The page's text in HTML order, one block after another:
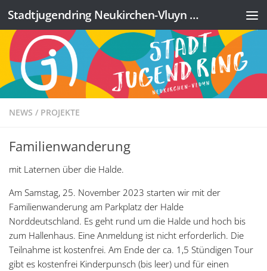
Zum Inhalt springen Stadtjugendring Neukirchen-Vluyn e.V.
NEWS / PROJEKTE
Familienwanderung
mit Laternen über die Halde.
Am Samstag, 25. November 2023 starten wir mit der
Familienwanderung am Parkplatz der Halde
Norddeutschland. Es geht rund um die Halde und hoch bis
zum Hallenhaus. Eine Anmeldung ist nicht erforderlich. Die
Teilnahme ist kostenfrei. Am Ende der ca. 1,5 Stündigen Tour
gibt es kostenfrei Kinderpunsch (bis leer) und für einen